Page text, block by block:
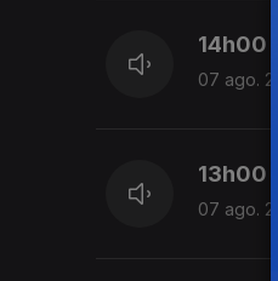
14h00
07 ago.
13h00
07 ago.